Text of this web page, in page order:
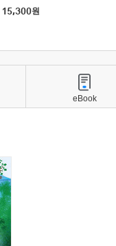
15,300원
eBook